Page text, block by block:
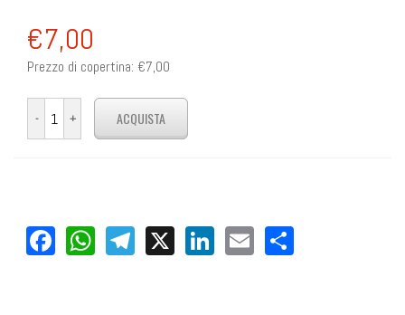
€7,00
Prezzo di copertina: €7,00
Facebook
WhatsApp
Telegram
X LinkedIn
Email